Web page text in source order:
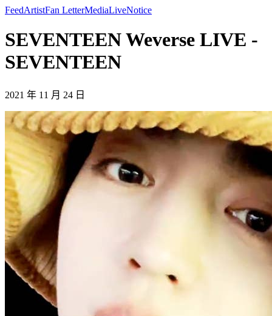
FeedArtistFan LetterMediaLiveNotice
SEVENTEEN Weverse LIVE -
SEVENTEEN
2021 年 11 月 24 日